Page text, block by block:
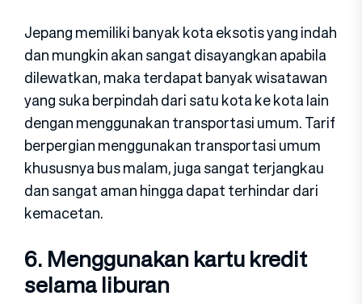
Jepang memiliki banyak kota eksotis yang indah
dan mungkin akan sangat disayangkan apabila
dilewatkan, maka terdapat banyak wisatawan
yang suka berpindah dari satu kota ke kota lain
dengan menggunakan transportasi umum. Tarif
berpergian menggunakan transportasi umum
khususnya bus malam, juga sangat terjangkau
dan sangat aman hingga dapat terhindar dari
kemacetan.
6. Menggunakan kartu kredit
selama liburan